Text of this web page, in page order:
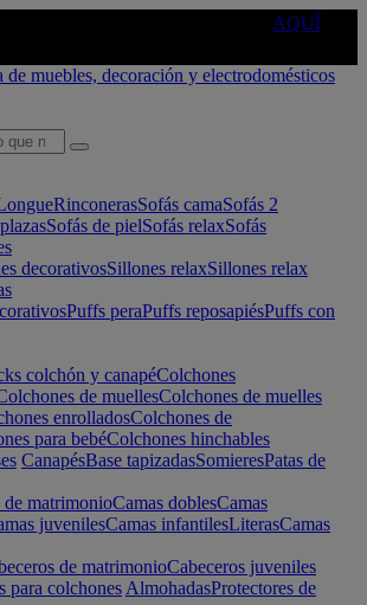
AQUÍ
RinconerasSofás camaSofás 2
Sofás de pielSofás relaxSofás
decorativosSillones relaxSillones relax
Puffs peraPuffs reposapiésPuffs con
colchón y canapéColchones
de muellesColchones de muelles
enrolladosColchones de
para bebéColchones hinchables
CanapésBase tapizadasSomieresPatas de
de matrimonioCamas doblesCamas
juvenilesCamas infantilesLiterasCamas
de matrimonioCabeceros juveniles
para colchones AlmohadasProtectores de